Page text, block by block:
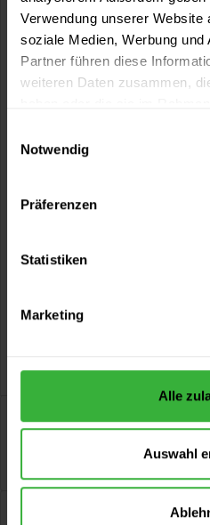
Verwendung unserer Website
soziale Medien, Werbung
Partner führen diese
weiteren Daten zusammen,
Notwendig
Präferenzen
Statistiken
Marketing
Alle
Auswahl
Merken Fragen zum
Artikel-Nr.:
Sie möchten eine
Vorteile
Versand innerhalb von 48h*
wasserverdünnbare Grund- und
mehr